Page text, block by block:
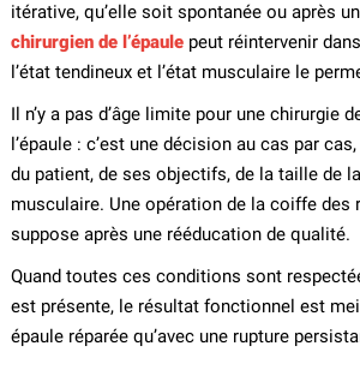
itérative, qu’elle soit spontanée ou après
chirurgien de l’épaulepeut réintervenir
l’état tendineux et l’état musculaire le
Il n’y a pas d’âge limite pour une chirurgie
l’épaule : c’est une décision au cas par
du patient, de ses objectifs, de la taille de
musculaire. Une opération de la coiffe des
suppose après une rééducation de qualité.
Quand toutes ces conditions sont
est présente, le résultat fonctionnel est
épaule réparée qu’avec une rupture